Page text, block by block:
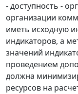
- доступность -
организации
иметь исходную
индикаторов, а
значений
проведением
должна
ресурсов на